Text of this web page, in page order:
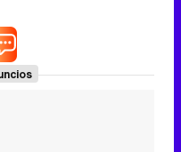
Movie
Ian